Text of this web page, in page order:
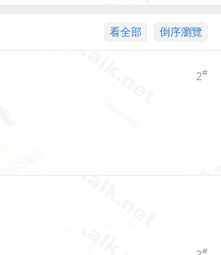
倒序瀏覽
看全部
2#
#